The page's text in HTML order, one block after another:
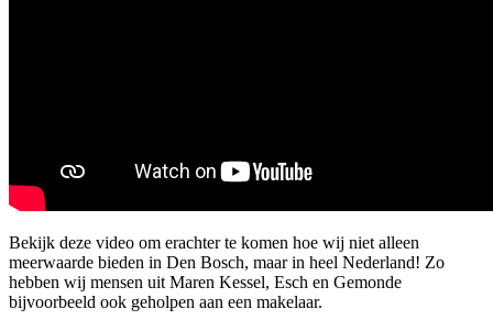
Bekijk deze video om erachter te komen hoe wij niet alleen
meerwaarde bieden in Den Bosch, maar in heel Nederland! Zo
hebben wij mensen uit Maren Kessel, Esch en Gemonde
bijvoorbeeld ook geholpen aan een makelaar.